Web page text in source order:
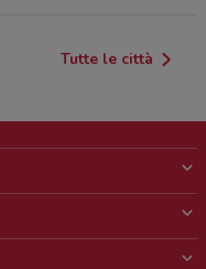
Tutte le città